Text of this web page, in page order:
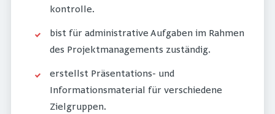
kontrolle.
bist für administrative Aufgaben im Rahmen
des Projektmanagements zuständig.
erstellst Präsentations- und
Informationsmaterial für verschiedene
Zielgruppen.